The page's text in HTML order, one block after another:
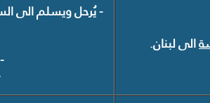
الى لبنان.
- يُرحل ويسلم الى